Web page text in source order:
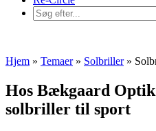
Hjem » Temaer» Solbriller»
Hos Bækgaard
solbriller til sport